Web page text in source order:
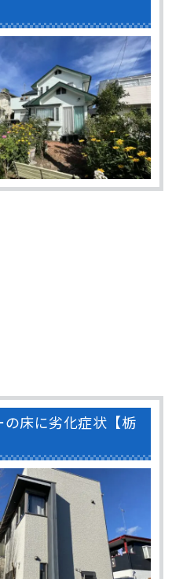
床に劣化症状【栃